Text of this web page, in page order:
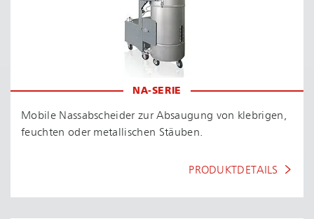
NA-SERIE
Mobile Nassabscheider zur Absaugung von klebrigen,
feuchten oder metallischen Stäuben.
PRODUKTDETAILS